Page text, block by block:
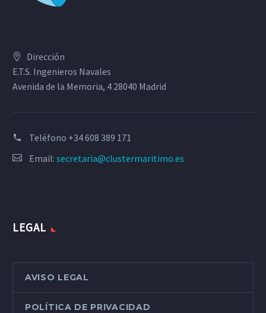
Dirección
E.T.S. Ingenieros Navales
Avenida de la Memoria, 4 28040 Madrid
Teléfono +34 608 389 171
Email: secretaria@clustermaritimo.es
LEGAL
AVISO LEGAL
POLÍTICA DE PRIVACIDAD